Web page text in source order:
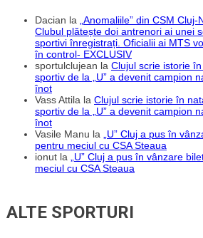
Dacian la „Anomaliile” din CSM Cluj-
Clubul plătește doi antrenori ai unei
sportivi înregistrați. Oficialii ai MTS
în control- EXCLUSIV
sportulclujean la Clujul scrie istorie
sportiv de la „U” a devenit campion
înot
Vass Attila la Clujul scrie istorie în
sportiv de la „U” a devenit campion
înot
Vasile Manu la „U” Cluj a pus în
pentru meciul cu CSA Steaua
ionut la „U” Cluj a pus în vânzare
meciul cu CSA Steaua
ALTE SPORTURI